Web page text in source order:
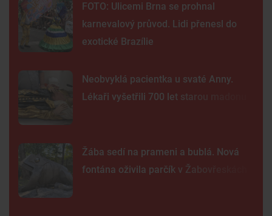
FOTO: Ulicemi Brna se prohnal
karnevalový průvod. Lidi přenesl do
exotické Brazílie
Neobvyklá pacientka u svaté Anny.
Lékaři vyšetřili 700 let starou madonu
Žába sedí na prameni a bublá. Nová
fontána oživila parčík v Žabovřeskách